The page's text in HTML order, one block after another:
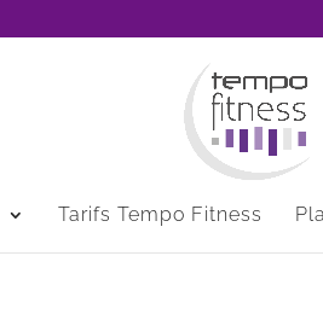
Tarifs Tempo Fitness